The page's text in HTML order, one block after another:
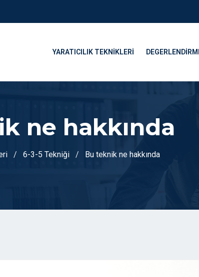
YARATICILIK TEKNIKLERI
ne hakkında
6-3-5 Tekniği Bu teknik ne hakkında